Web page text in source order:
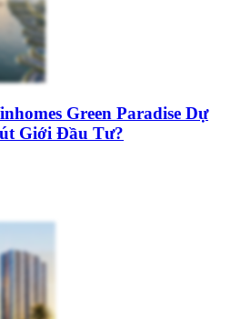
Green Paradise Dự
Giới Đầu Tư?